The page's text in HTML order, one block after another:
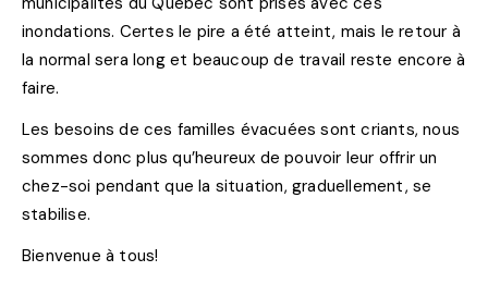
inondations. Certes le pire a été atteint, mais le retour à
la normal sera long et beaucoup de travail reste encore à
faire.
Les besoins de ces familles évacuées sont criants, nous
sommes donc plus qu’heureux de pouvoir leur offrir un
chez-soi pendant que la situation, graduellement, se
stabilise.
Bienvenue à tous!